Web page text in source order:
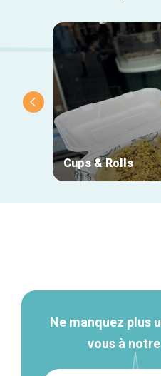
Cups & Rolls
Ne manquez plus
vous à